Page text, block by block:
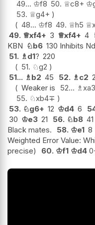
49... ♔f8 50. ♕c8+ ♔
53. ♕g4+
48... ♔f8 49. ♕h5 ♕
49. ♕xf4+ 3 ♕xf4+ 4
KBN ♘b6 130 Inhibits
51. ♗d1? 220
51. ♘g2
51... ♗b2 45 52. ♗c2 2
Weaker is
52... ♗xa3
55. ♘xb4∓
53. ♘g6+ 12 ♔d4 6
30 ♔e3 21 56. ♘b8 41
Black mates.
58. ♔e1 8
Weighted Error Value:
precise)
60. ♔f1 ♔d4